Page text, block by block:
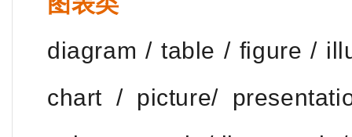
diagram / table / figure /
chart / picture/